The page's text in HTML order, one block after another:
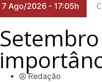
7 Ago/2026 - 17:05h
Redação